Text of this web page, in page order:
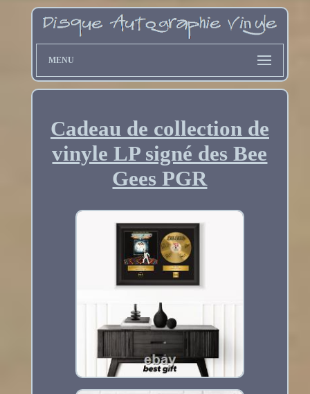
MENU
Cadeau de collection de
vinyle LP signé des Bee
Gees PGR